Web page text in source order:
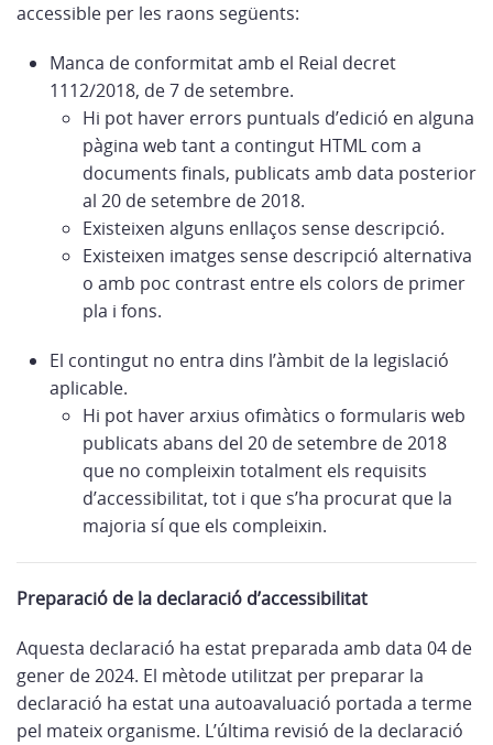
accessible per les raons següents:
Manca de conformitat amb el Reial decret
1112/2018, de 7 de setembre.
Hi pot haver errors puntuals d’edició en alguna
pàgina web tant a contingut HTML com a
documents finals, publicats amb data posterior
al 20 de setembre de 2018.
Existeixen alguns enllaços sense descripció.
Existeixen imatges sense descripció alternativa
o amb poc contrast entre els colors de primer
pla i fons.
El contingut no entra dins l’àmbit de la legislació
aplicable.
Hi pot haver arxius ofimàtics o formularis web
publicats abans del 20 de setembre de 2018
que no compleixin totalment els requisits
d’accessibilitat, tot i que s’ha procurat que la
majoria sí que els compleixin.
Preparació de la declaració d’accessibilitat
Aquesta declaració ha estat preparada amb data 04 de
gener de 2024. El mètode utilitzat per preparar la
declaració ha estat una autoavaluació portada a terme
pel mateix organisme. L’última revisió de la declaració